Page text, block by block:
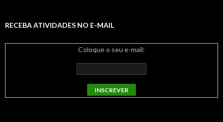
RECEBA ATIVIDADES NO E-MAIL
Coloque o seu e-mail: